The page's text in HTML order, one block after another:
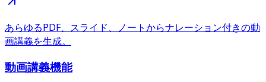
あらゆるPDF、スライド、ノートからナレーション付きの動
画講義を生成。
動画講義機能